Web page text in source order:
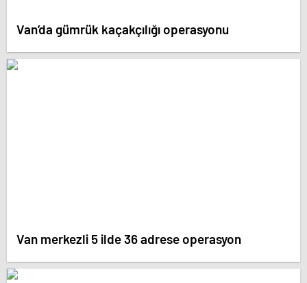
Van’da gümrük kaçakçılığı operasyonu
Van merkezli 5 ilde 36 adrese operasyon